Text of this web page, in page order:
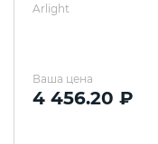
Arlight
Ваша цена
4 456.20 ₽